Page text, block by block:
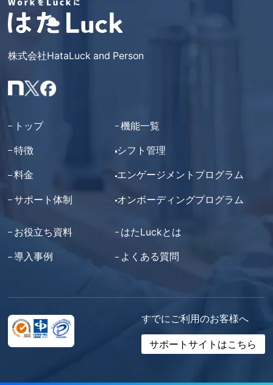
株式会社HataLuck and Person
トップ
特徴
料金
サポート体制
機能一覧
シフト管理
エンゲージメントプログラム
オンボーディングプログラム
お役立ち資料
導入事例
はたLuckとは
よくある質問
すでにご利用のお客様へ
サポートサイトはこちら